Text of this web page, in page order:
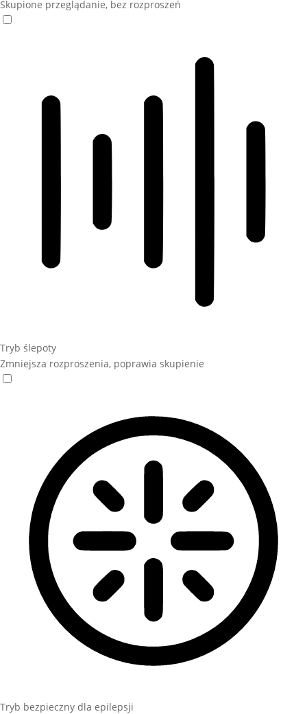
Skupione przeglądanie, bez rozproszeń
Tryb ślepoty
Zmniejsza rozproszenia, poprawia skupienie
Tryb bezpieczny dla epilepsji